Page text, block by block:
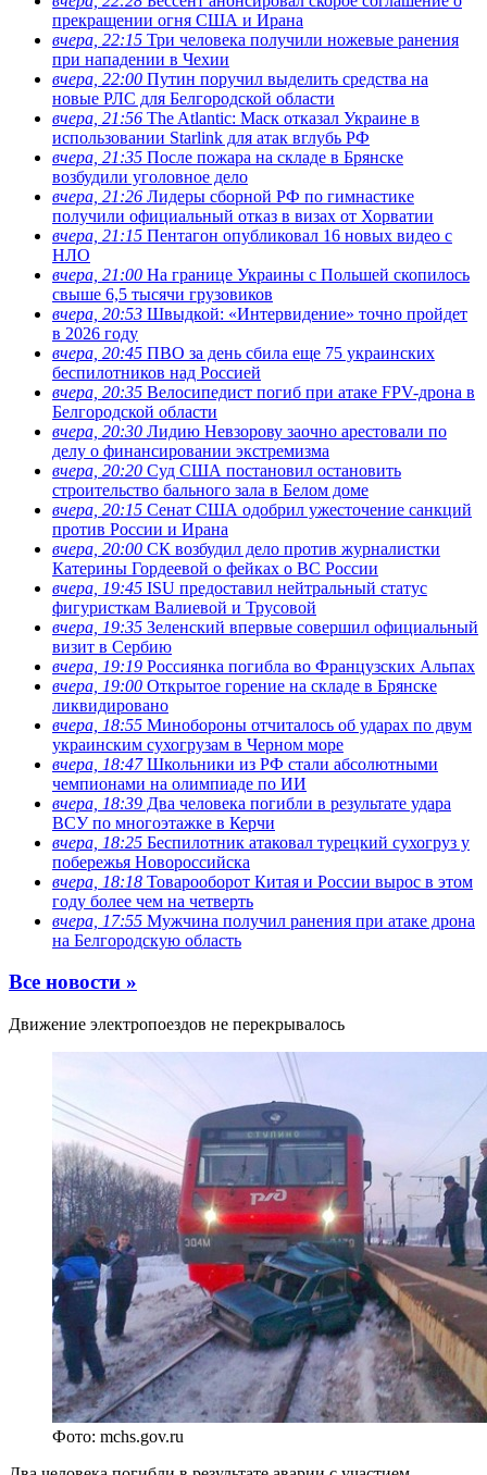
прекращении огня США и Ирана
вчера, 22:15 Три человека получили ножевые ранения
при нападении в Чехии
вчера, 22:00 Путин поручил выделить средства на
новые РЛС для Белгородской области
вчера, 21:56 The Atlantic: Маск отказал Украине в
использовании Starlink для атак вглубь РФ
вчера, 21:35 После пожара на складе в Брянске
возбудили уголовное дело
вчера, 21:26 Лидеры сборной РФ по гимнастике
получили официальный отказ в визах от Хорватии
вчера, 21:15 Пентагон опубликовал 16 новых видео с
НЛО
вчера, 21:00 На границе Украины с Польшей скопилось
свыше 6,5 тысячи грузовиков
вчера, 20:53 Швыдкой: «Интервидение» точно пройдет
в 2026 году
вчера, 20:45 ПВО за день сбила еще 75 украинских
беспилотников над Россией
вчера, 20:35 Велосипедист погиб при атаке FPV-дрона в
Белгородской области
вчера, 20:30 Лидию Невзорову заочно арестовали по
делу о финансировании экстремизма
вчера, 20:20 Суд США постановил остановить
строительство бального зала в Белом доме
вчера, 20:15 Сенат США одобрил ужесточение санкций
против России и Ирана
вчера, 20:00 СК возбудил дело против журналистки
Катерины Гордеевой о фейках о ВС России
вчера, 19:45 ISU предоставил нейтральный статус
фигуристкам Валиевой и Трусовой
вчера, 19:35 Зеленский впервые совершил официальный
визит в Сербию
вчера, 19:19 Россиянка погибла во Французских Альпах
вчера, 19:00 Открытое горение на складе в Брянске
ликвидировано
вчера, 18:55 Минобороны отчиталось об ударах по двум
украинским сухогрузам в Черном море
вчера, 18:47Школьники из РФ стали абсолютными
чемпионами на олимпиаде по ИИ
вчера, 18:39 Два человека погибли в результате удара
ВСУ по многоэтажке в Керчи
вчера, 18:25 Беспилотник атаковал турецкий сухогруз у
побережья Новороссийска
вчера, 18:18 Товарооборот Китая и России вырос в этом
году более чем на четверть
вчера, 17:55 Мужчина получил ранения при атаке дрона
на Белгородскую область
Все новости »
Движение электропоездов не перекрывалось
Фото: mchs.gov.ru